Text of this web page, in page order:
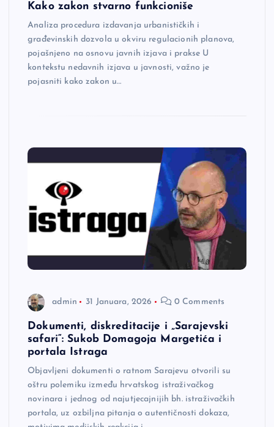
Kako zakon stvarno funkcioniše
Analiza procedura izdavanja urbanističkih i
građevinskih dozvola u okviru regulacionih planova,
pojašnjeno na osnovu javnih izjava i prakse U
kontekstu nedavnih izjava u javnosti, važno je
pojasniti kako zakon u…
admin 31 Januara, 2026 0 Comments
Dokumenti, diskreditacije i „Sarajevski
safari“: Sukob Domagoja Margetića i
portala Istraga
Objavljeni dokumenti o ratnom Sarajevu otvorili su
oštru polemiku između hrvatskog istraživačkog
novinara i jednog od najutjecajnijih bh. istraživačkih
portala, uz ozbiljna pitanja o autentičnosti dokaza,